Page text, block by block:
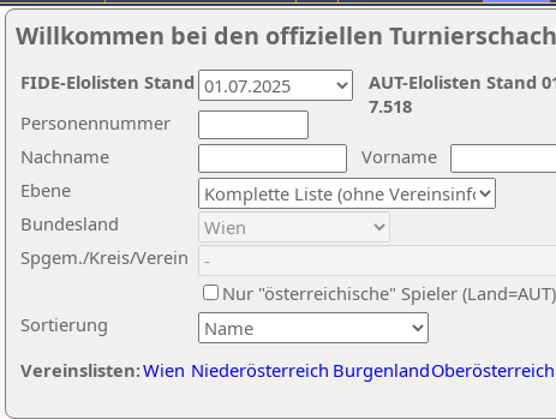
Willkommen bei den offiziellen
Nachname
Vorname
Ebene
Sortierung
Personennummer
Bundesland
Spgem./Kreis/Verein
Nur "österreichische" Spieler (Land=AUT)
Vereinslisten:Wien Niederösterreich BurgenlandOberösterreich
AUT-Elolisten Stand
7.518
FIDE-Elolisten Stand